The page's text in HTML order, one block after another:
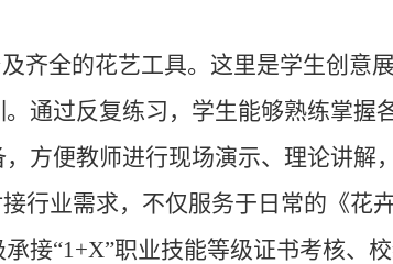
齐全的花艺工具。这里是学生创意
通过反复练习，学生能够熟练掌握
方便教师进行现场演示、理论讲解
行业需求，不仅服务于日常的《花
接“1+X”职业技能等级证书考核、